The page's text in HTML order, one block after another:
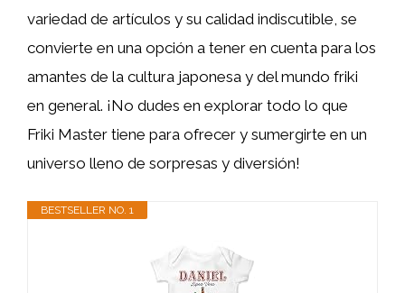
variedad de artículos y su calidad indiscutible, se
convierte en una opción a tener en cuenta para los
amantes de la cultura japonesa y del mundo friki
en general. ¡No dudes en explorar todo lo que
Friki Master tiene para ofrecer y sumergirte en un
universo lleno de sorpresas y diversión!
BESTSELLER NO. 1